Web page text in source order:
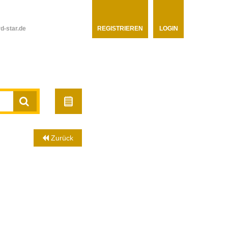
star.de REGISTRIEREN LOGIN
Zurück